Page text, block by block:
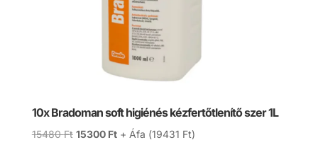
10x Bradoman soft higiénés kézfertőtlenítő szer 1L
15480Ft Original
15300 FtCurrent
+ Áfa (19431 Ft)